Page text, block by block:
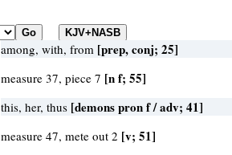
among, with, from [prep, conj; 25]
measure 37, piece 7 [n f; 55]
this, her, thus [demons pron f / adv; 41]
measure 47, mete out 2 [v; 51]